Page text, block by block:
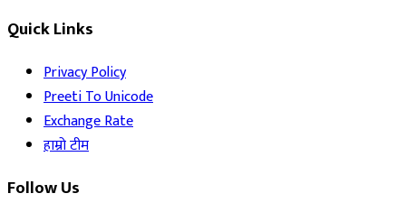
Quick Links
Privacy Policy
Preeti To Unicode
Exchange Rate
हाम्रो टीम
Follow Us